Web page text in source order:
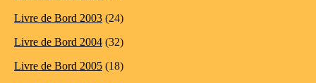
Livre de Bord 2003 (24)
Livre de Bord 2004 (32)
Livre de Bord 2005 (18)